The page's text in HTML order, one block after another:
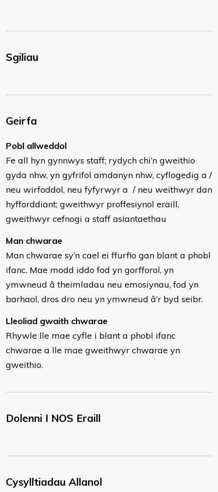
Sgiliau
Geirfa
Pobl allweddol
Fe all hyn gynnwys staff; rydych chi’n gweithio
gyda nhw, yn gyfrifol amdanyn nhw, cyflogedig a /
neu wirfoddol, neu fyfyrwyr a / neu weithwyr dan
hyfforddiant; gweithwyr proffesiynol eraill,
gweithwyr cefnogi a staff asiantaethau
Man chwarae
Man chwarae sy’n cael ei ffurfio gan blant a phobl
ifanc. Mae modd iddo fod yn gorfforol, yn
ymwneud â theimladau neu emosiynau, fod yn
barhaol, dros dro neu yn ymwneud â’r byd seibr.
Lleoliad gwaith chwarae
Rhywle lle mae cyfle i blant a phobl ifanc
chwarae a lle mae gweithwyr chwarae yn
gweithio.
Dolenni I NOS Eraill
Cysylltiadau Allanol